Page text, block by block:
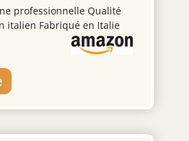
nous vous fournirons
gratuit et 3 ans de garantie,
des problèmes de qualité
l'avenir, vous pouvez
clientèle à tout
professionnelle Qualité
italien Fabriqué en Italie